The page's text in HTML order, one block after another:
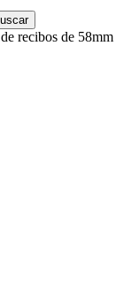
recibos de 58mm